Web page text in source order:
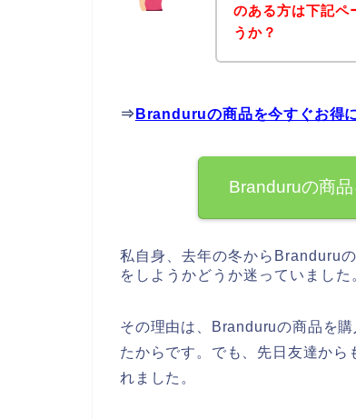
のある方は下記ペ
うか？
⇒ Branduruの商品を今すぐお得
Branduruの商
私自身、去年の冬からBranduru
をしようかどうか迷っていました
その理由は、Branduruの商品を
たからです。でも、先日友達か
れました。